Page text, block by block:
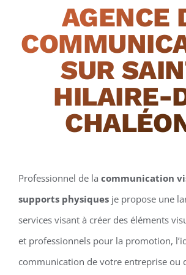
AGENCE
SUR
HILAIRE-
Professionnel de la communication
supports physiquesje propose une
services visant à créer des éléments
et professionnels pour la promotion,
communication de votre entreprise ou